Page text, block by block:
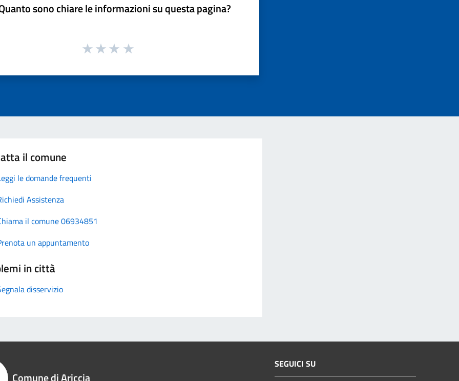
sono chiare le informazioni su questa pagina?
il comune
le domande frequenti
Assistenza
il comune 06934851
un appuntamento
in città
disservizio
Comune di Ariccia
SEGUICI SU